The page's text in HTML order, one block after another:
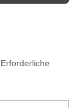
Erforderliche